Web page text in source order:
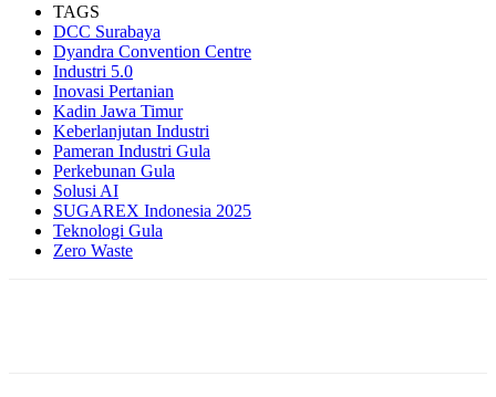
TAGS
DCC Surabaya
Dyandra Convention Centre
Industri 5.0
Inovasi Pertanian
Kadin Jawa Timur
Keberlanjutan Industri
Pameran Industri Gula
Perkebunan Gula
Solusi AI
SUGAREX Indonesia 2025
Teknologi Gula
Zero Waste